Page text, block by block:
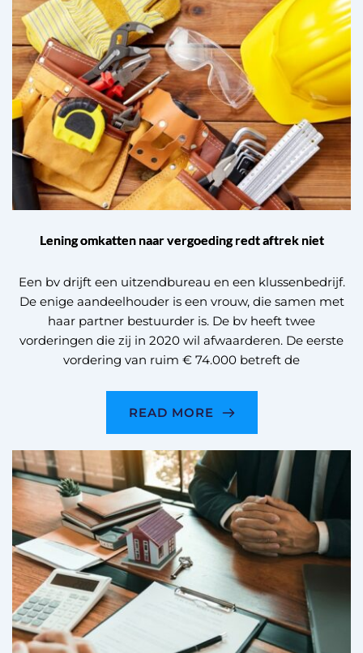
Lening omkatten naar vergoeding redt aftrek niet
Een bv drijft een uitzendbureau en een klussenbedrijf.
De enige aandeelhouder is een vrouw, die samen met
haar partner bestuurder is. De bv heeft twee
vorderingen die zij in 2020 wil afwaarderen. De eerste
vordering van ruim € 74.000 betreft de
READ MORE